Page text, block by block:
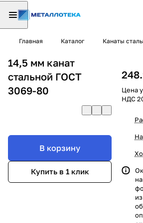
Главная Каталог Канаты
14,5 мм канат
стальной ГОСТ
3069-80
В корзину
Купить в 1 клик
Цена
НДС